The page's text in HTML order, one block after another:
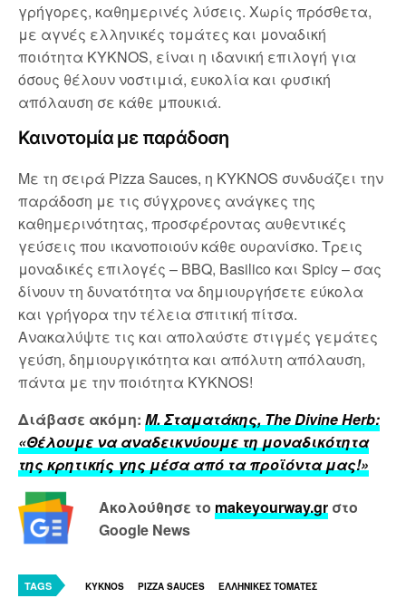
γρήγορες, καθημερινές λύσεις. Χωρίς πρόσθετα,
με αγνές ελληνικές τομάτες και μοναδική
ποιότητα KYKNOS, είναι η ιδανική επιλογή για
όσους θέλουν νοστιμιά, ευκολία και φυσική
απόλαυση σε κάθε μπουκιά.
Καινοτομία με παράδοση
Με τη σειρά Pizza Sauces, η KYKNOS συνδυάζει την
παράδοση με τις σύγχρονες ανάγκες της
καθημερινότητας, προσφέροντας αυθεντικές
γεύσεις που ικανοποιούν κάθε ουρανίσκο. Τρεις
μοναδικές επιλογές – BBQ, Basilico και Spicy – σας
δίνουν τη δυνατότητα να δημιουργήσετε εύκολα
και γρήγορα την τέλεια σπιτική πίτσα.
Ανακαλύψτε τις και απολαύστε στιγμές γεμάτες
γεύση, δημιουργικότητα και απόλυτη απόλαυση,
πάντα με την ποιότητα KYKNOS!
Διάβασε ακόμη:Μ. Σταματάκης, The Divine Herb:
«Θέλουμε να αναδεικνύουμε τη μοναδικότητα
της κρητικής γης μέσα από τα προϊόντα μας!»
Ακολούθησε το makeyourway.grστο
Google News
TAGS KYKNOS PIZZA SAUCES ΕΛΛΗΝΙΚΕΣ ΤΟΜΑΤΕΣ